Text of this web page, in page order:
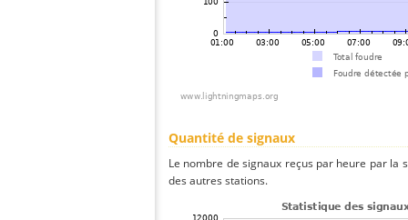
Quantité de signaux
Le nombre de signaux reçus par heure par la
des autres stations.